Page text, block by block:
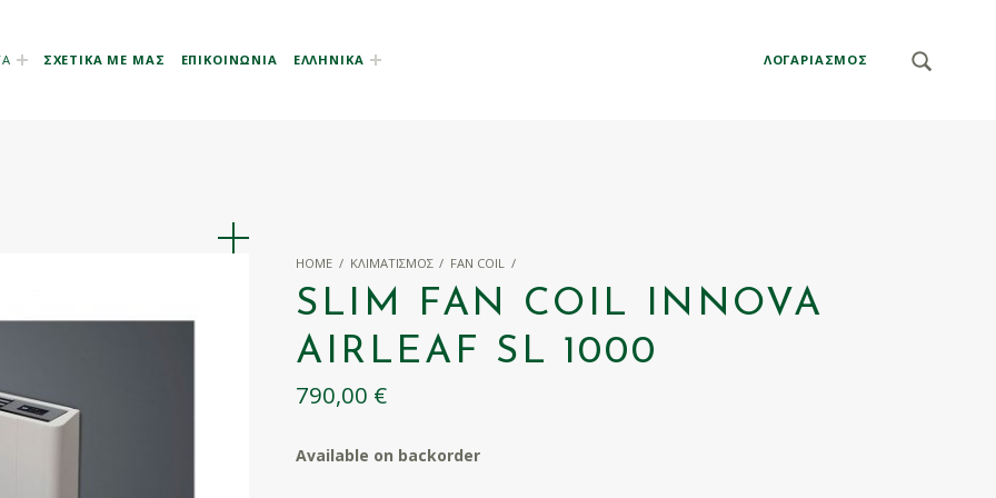
ΣΧΕΤΙΚΑ ΜΕ ΜΑΣ ΕΠΙΚΟΙΝΩΝΙΑ ΕΛΛΗΝΙΚΆ ΛΟΓΑΡΙΑΣΜΟΣ Search for:
HOME / ΚΛΙΜΑΤΙΣΜΌΣ / FAN COIL /
SLIM FAN COIL INNOVA
AIRLEAF SL 1000
790,00 €
Available on backorder